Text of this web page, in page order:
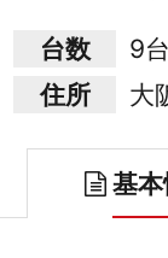
台数
9台
住所
大
基